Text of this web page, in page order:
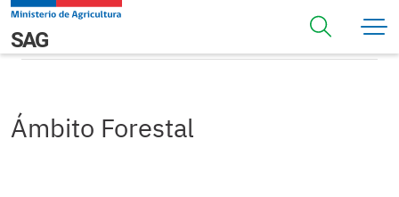
Pasar al contenido principal
Navegación principal
SAGÁmbito Forestal
Ámbito Forestal